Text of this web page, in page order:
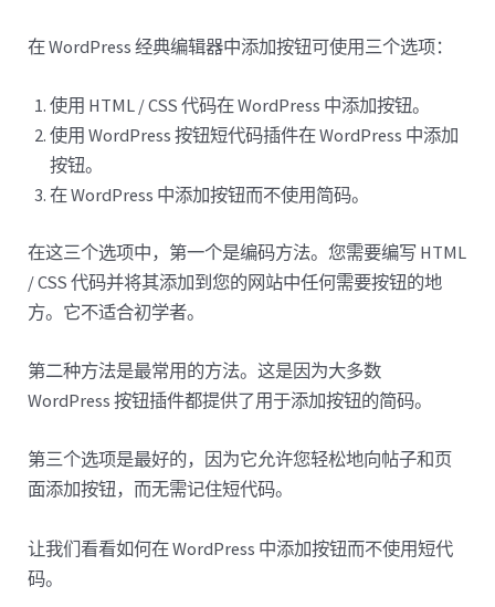
在 WordPress 经典编辑器中添加按钮可使用三个选项：
使用 HTML / CSS 代码在 WordPress 中添加按钮。
使用 WordPress 按钮短代码插件在 WordPress 中添加
按钮。
在 WordPress 中添加按钮而不使用简码。
在这三个选项中，第一个是编码方法。您需要编写 HTML
/ CSS 代码并将其添加到您的网站中任何需要按钮的地
方。它不适合初学者。
第二种方法是最常用的方法。这是因为大多数
WordPress 按钮插件都提供了用于添加按钮的简码。
第三个选项是最好的，因为它允许您轻松地向帖子和页
面添加按钮，而无需记住短代码。
让我们看看如何在 WordPress 中添加按钮而不使用短代
码。